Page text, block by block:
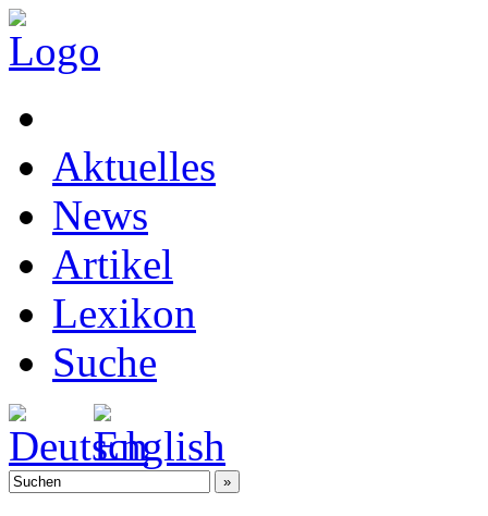
Aktuelles
News
Artikel
Lexikon
Suche